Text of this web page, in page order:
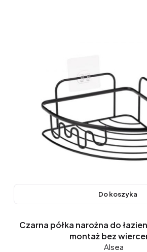
Do koszyka
Czarna półka narożna do
montaż bez
Alsea